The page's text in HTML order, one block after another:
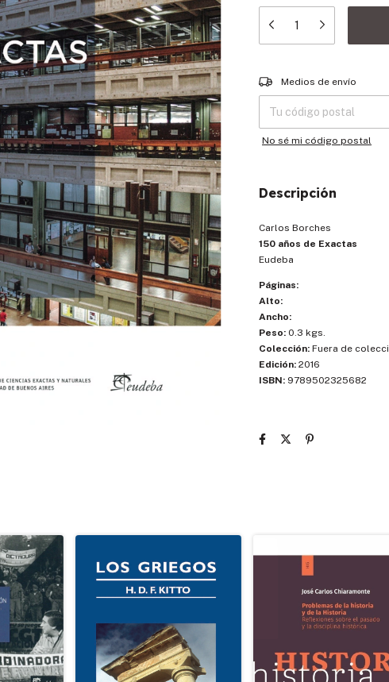
Entregas para el CP:
Medios de envío
No sé mi código postal
Descripción
Carlos Borches
150 años de Exactas
Eudeba
Páginas:
Alto:
Ancho:
Peso: 0.3 kgs.
Colección: Fuera de
Edición: 2016
ISBN: 9789502325682